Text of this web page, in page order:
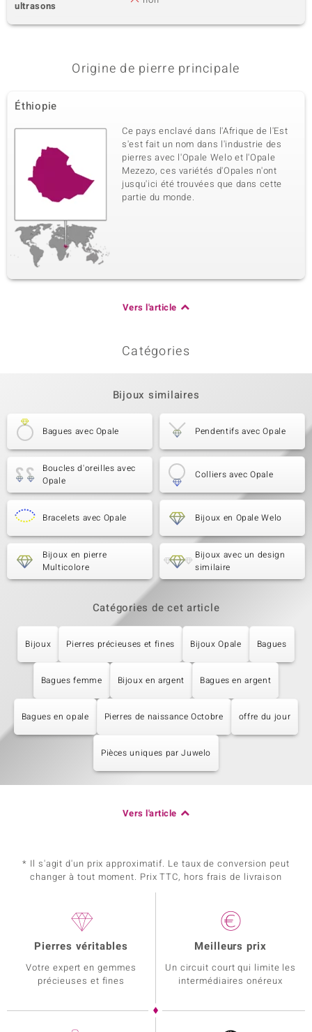
ultrasons
Origine de pierre principale
Éthiopie
Ce pays enclavé dans l'Afrique de l'Est
s'est fait un nom dans l'industrie des
pierres avec l'Opale Welo et l'Opale
Mezezo, ces variétés d'Opales n'ont
jusqu'ici été trouvées que dans cette
partie du monde.
Vers l'article
Catégories
Bijoux similaires
Bagues avec Opale Pendentifs avec Opale
Boucles d'oreilles avec
Opale
Colliers avec Opale
Bracelets avec Opale Bijoux en Opale Welo
Bijoux en pierre
Multicolore
Bijoux avec un design
similaire
Catégories de cet article
Bijoux Pierres précieuses et fines Bijoux Opale Bagues
Bagues femme Bijoux en argent Bagues en argent
Bagues en opale Pierres de naissance Octobre offre du jour
Pièces uniques par Juwelo
Vers l'article
* Il s'agit d'un prix approximatif. Le taux de conversion peut
changer à tout moment. Prix TTC, hors frais de livraison
Pierres véritables
Votre expert en gemmes
précieuses et fines
Meilleurs prix
Un circuit court qui limite les
intermédiaires onéreux